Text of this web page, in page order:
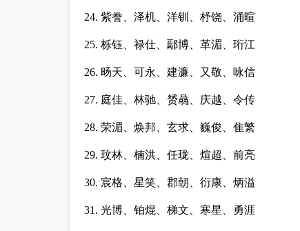
24. 紫誊、泽机、洋钏、杼饶、涌暄
25. 栎钰、禄仕、鄢博、革湄、珩江
26. 旸天、可永、建濂、又敬、咏信
27. 庭佳、林驰、赟骉、庆越、令传
28. 荣湄、焕邦、玄求、巍俊、隹繁
29. 玟林、楠洪、任珑、煊超、前亮
30. 宸格、星笑、郡朝、衍康、炳溢
31. 光博、铂焜、梯文、寒星、勇涯